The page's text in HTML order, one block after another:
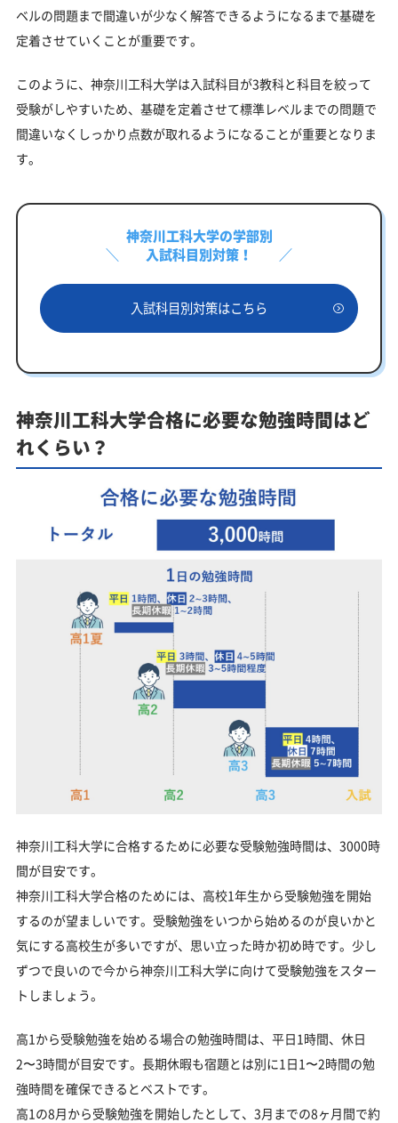
ベルの問題まで間違いが少なく解答できるようになるまで基礎を
定着させていくことが重要です。
このように、神奈川工科大学は入試科目が3教科と科目を絞って
受験がしやすいため、基礎を定着させて標準レベルまでの問題で
間違いなくしっかり点数が取れるようになることが重要となりま
す。
神奈川工科大学の学部別
入試科目別対策！
入試科目別対策はこちら
神奈川工科大学合格に必要な勉強時間はど
れくらい？
神奈川工科大学に合格するために必要な受験勉強時間は、3000時
間が目安です。
神奈川工科大学合格のためには、高校1年生から受験勉強を開始
するのが望ましいです。受験勉強をいつから始めるのが良いかと
気にする高校生が多いですが、思い立った時か初め時です。少し
ずつで良いので今から神奈川工科大学に向けて受験勉強をスター
トしましょう。
高1から受験勉強を始める場合の勉強時間は、平日1時間、休日
2〜3時間が目安です。長期休暇も宿題とは別に1日1〜2時間の勉
強時間を確保できるとベストです。
高1の8月から受験勉強を開始したとして、3月までの8ヶ月間で約